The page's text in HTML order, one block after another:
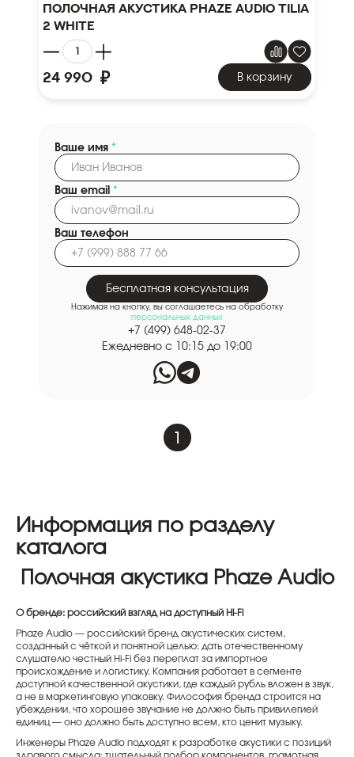
Полочная акустика Phaze Audio Tilia
2 White
24 990 ₽ В корзину
Ваше имя *
Ваш email *
Ваш телефон
Бесплатная консультация
Нажимая на кнопку, вы соглашаетесь на обработку
персональных данных
+7 (499) 648-02-37
Ежедневно с 10:15 до 19:00
1
Информация по разделу
каталога
Полочная акустика Phaze Audio
О бренде: российский взгляд на доступный Hi-Fi
Phaze Audio — российский бренд акустических систем,
созданный с чёткой и понятной целью: дать отечественному
слушателю честный Hi-Fi без переплат за импортное
происхождение и логистику. Компания работает в сегменте
доступной качественной акустики, где каждый рубль вложен в звук,
а не в маркетинговую упаковку. Философия бренда строится на
убеждении, что хорошее звучание не должно быть привилегией
единиц — оно должно быть доступно всем, кто ценит музыку.
Инженеры Phaze Audio подходят к разработке акустики с позиций